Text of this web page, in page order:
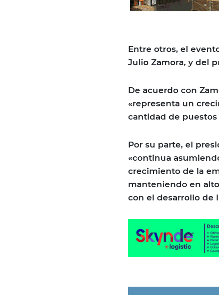
Entre otros, el
Julio Zamora, y del
De acuerdo con
«representa un
cantidad de
Por su parte, el
«continua
crecimiento de la
manteniendo en
con el desarrollo de